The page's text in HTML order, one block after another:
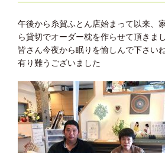
午後から糸賀ふとん店始まって以来、
ら貸切でオーダー枕を作らせて頂きま
皆さん今夜から眠りを愉しんで下さい
有り難うございました